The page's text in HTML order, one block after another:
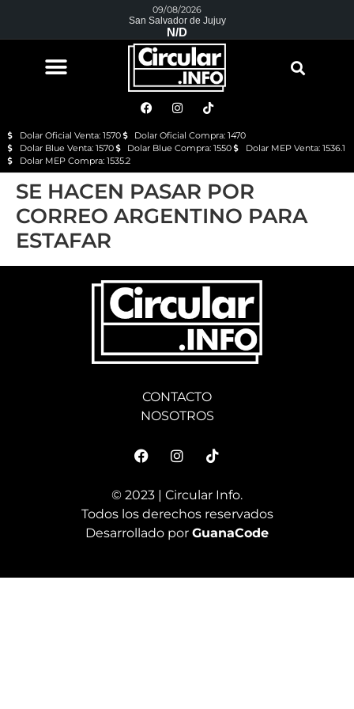
09/08/2026
San Salvador de Jujuy
N/D
Dolar Oficial Venta: 1570
Dolar Oficial Compra: 1470
Dolar Blue Venta: 1570
Dolar Blue Compra: 1550
Dolar MEP Venta: 1536.1
Dolar MEP Compra: 1535.2
SE HACEN PASAR POR
CORREO ARGENTINO PARA
ESTAFAR
CONTACTO
NOSOTROS
© 2023 | Circular Info.
Todos los derechos reservados
Desarrollado por GuanaCode